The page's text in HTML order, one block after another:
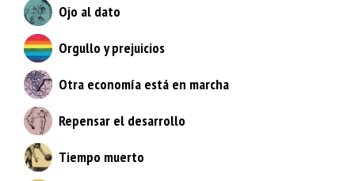
Ojo al dato
Orgullo y prejuicios
Otra economía está en marcha
Repensar el desarrollo
Tiempo muerto